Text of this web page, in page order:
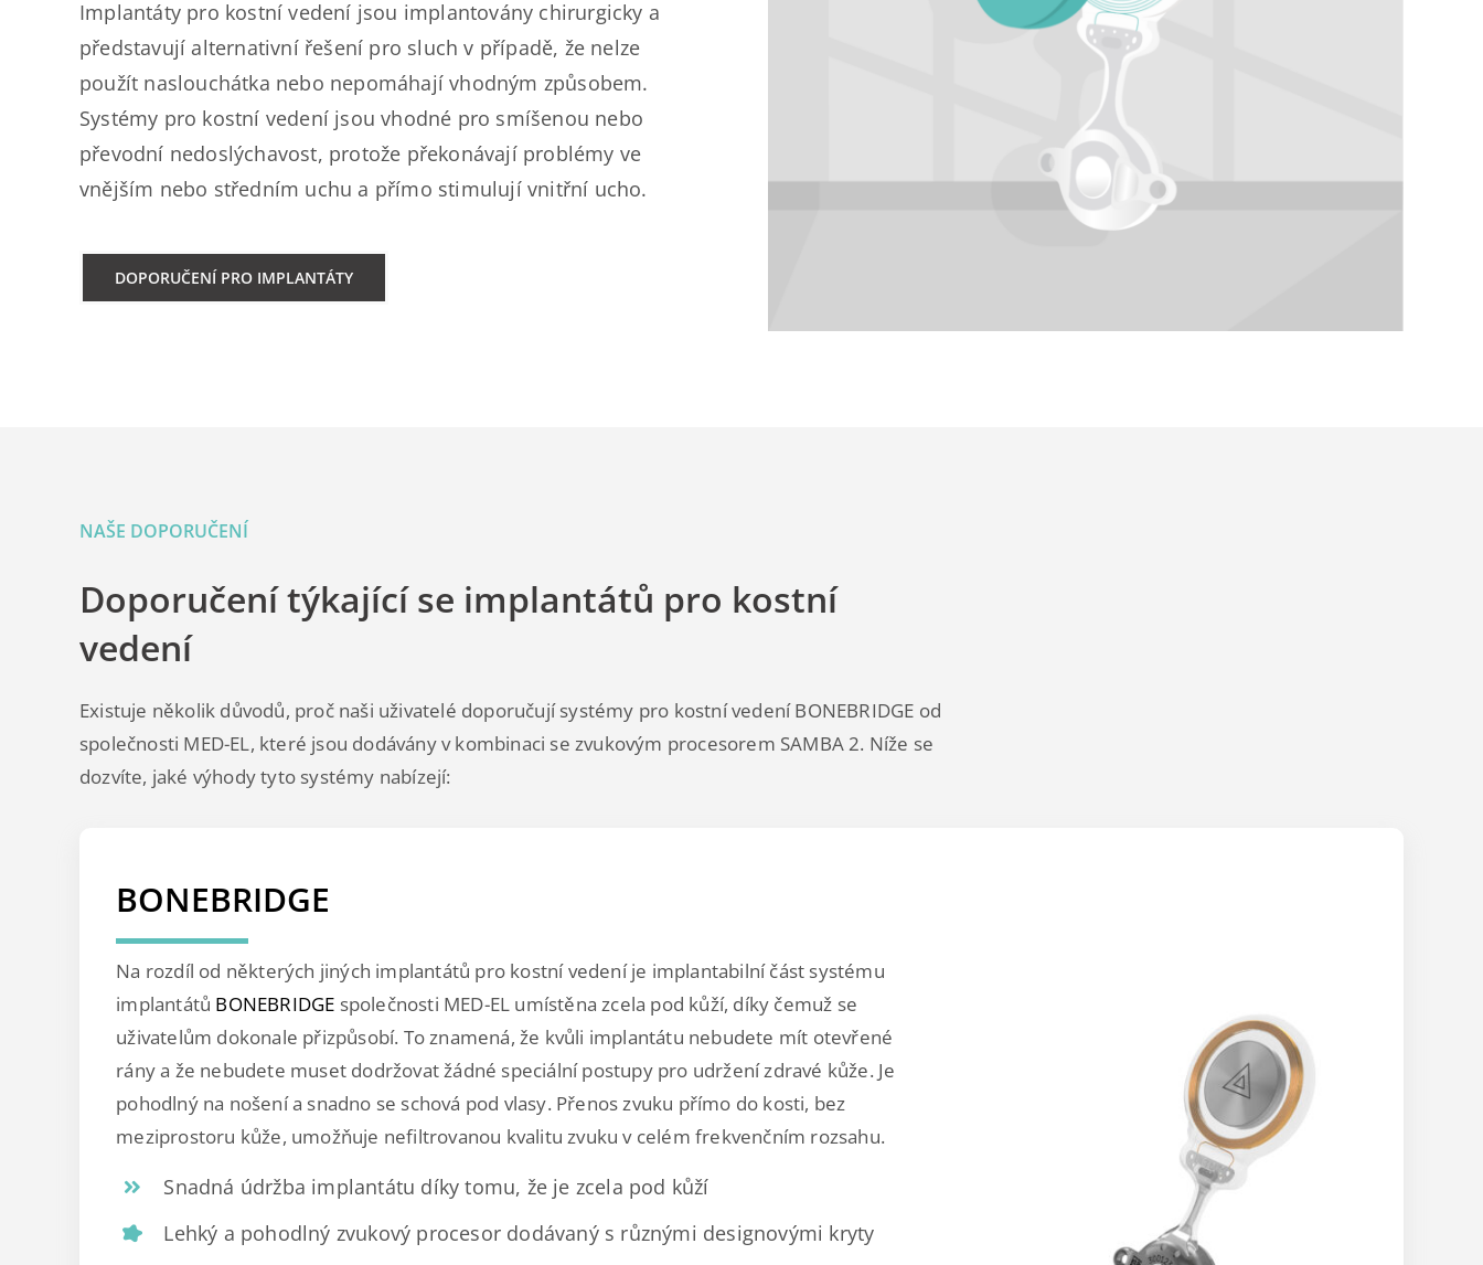
Implantáty pro kostní vedení jsou implantovány chirurgicky a
představují alternativní řešení pro sluch v případě, že nelze
použít naslouchátka nebo nepomáhají vhodným způsobem.
Systémy pro kostní vedení jsou vhodné pro smíšenou nebo
převodní nedoslýchavost, protože překonávají problémy ve
vnějším nebo středním uchu a přímo stimulují vnitřní ucho.
DOPORUČENÍ PRO IMPLANTÁTY
NAŠE DOPORUČENÍ
Doporučení týkající se implantátů pro kostní
vedení
Existuje několik důvodů, proč naši uživatelé doporučují systémy pro kostní vedení BONEBRIDGE od
společnosti MED-EL, které jsou dodávány v kombinaci se zvukovým procesorem SAMBA 2. Níže se
dozvíte, jaké výhody tyto systémy nabízejí:
BONEBRIDGE
Na rozdíl od některých jiných implantátů pro kostní vedení je implantabilní část systému
implantátů BONEBRIDGE společnosti MED-EL umístěna zcela pod kůží, díky čemuž se
uživatelům dokonale přizpůsobí. To znamená, že kvůli implantátu nebudete mít otevřené
rány a že nebudete muset dodržovat žádné speciální postupy pro udržení zdravé kůže. Je
pohodlný na nošení a snadno se schová pod vlasy. Přenos zvuku přímo do kosti, bez
meziprostoru kůže, umožňuje nefiltrovanou kvalitu zvuku v celém frekvenčním rozsahu.
Snadná údržba implantátu díky tomu, že je zcela pod kůží
Lehký a pohodlný zvukový procesor dodávaný s různými designovými kryty